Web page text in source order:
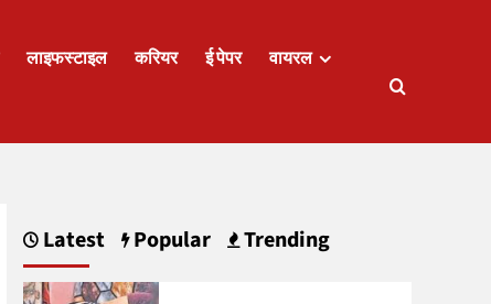
लाइफस्टाइल करियर ई पेपर वायरल
Latest Popular Trending